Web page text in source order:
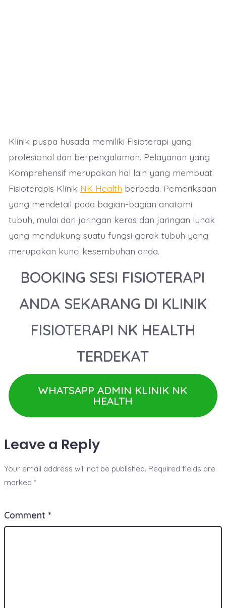
Klinik puspa husada memiliki Fisioterapi yang
profesional dan berpengalaman. Pelayanan yang
Komprehensif merupakan hal lain yang membuat
Fisioterapis Klinik NK Health berbeda. Pemeriksaan
yang mendetail pada bagian-bagian anatomi
tubuh, mulai dari jaringan keras dan jaringan lunak
yang mendukung suatu fungsi gerak tubuh yang
merupakan kunci kesembuhan anda.
BOOKING SESI FISIOTERAPI
ANDA SEKARANG DI KLINIK
FISIOTERAPI NK HEALTH
TERDEKAT
WHATSAPP ADMIN KLINIK NK
HEALTH
Leave a Reply
Your email address will not be published. Required fields are
marked*
Comment *